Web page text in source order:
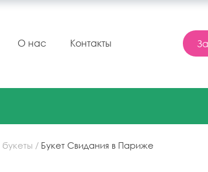
О нас Контакты
Букет Свидания в Париже